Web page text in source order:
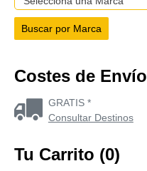
Costes de Envío
GRATIS *
Consultar Destinos
Tu Carrito (0)